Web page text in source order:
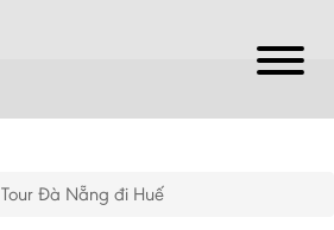
Tour Đà Nẵng đi Huế